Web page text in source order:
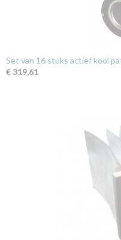
Set van 16 stuks actief kool
€ 319,61